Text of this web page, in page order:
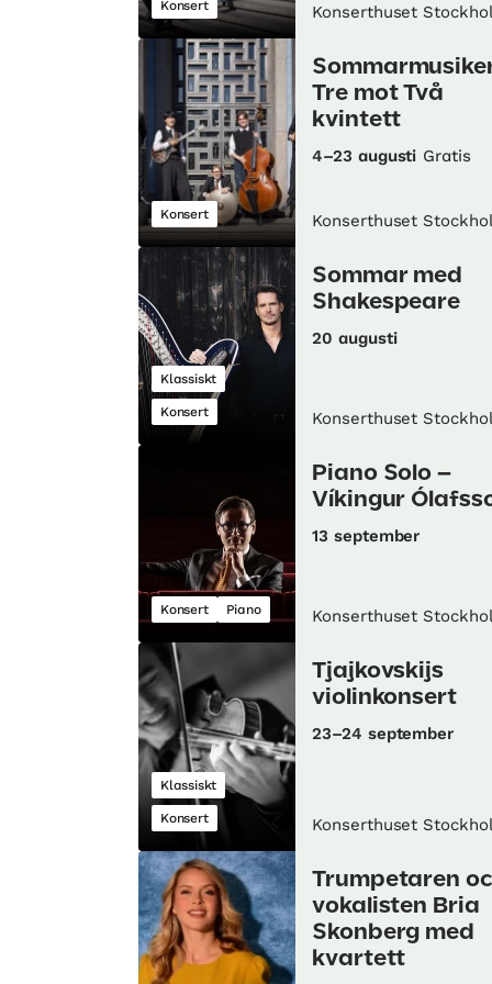
Konsert Konserthuset
Konsert
Tre mot Två
kvintett
4–23 augusti Gratis
Konserthuset
Klassiskt
Konsert
Sommar med
Shakespeare
20 augusti
Konserthuset
Konsert Piano
Piano Solo –
Víkingur
13 september
Konserthuset
Klassiskt
Konsert
Tjajkovskijs
violinkonsert
23–24 september
Konserthuset
Trumpetaren
vokalisten Bria
Skonberg med
kvartett